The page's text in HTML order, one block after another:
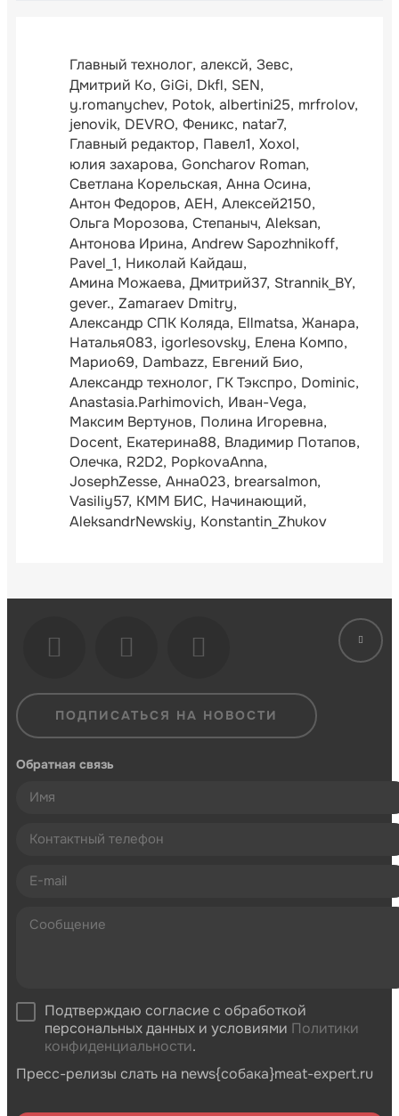
Главный технолог алексй Зевс
Дмитрий Ко GiGi Dkfl SEN
y.romanychev Potok albertini25 mrfrolov
jenovik DEVRO Феникс natar7
Главный редактор Павел1 Xoxol
юлия захарова Goncharov Roman
Светлана Корельская Анна Осина
Антон Федоров АЕН Алексей2150
Ольга Морозова Степаныч Aleksan
Антонова Ирина Andrew Sapozhnikoff
Pavel_1 Николай Кайдаш
Амина Можаева Дмитрий37 Strannik_BY
gever. Zamaraev Dmitry
Александр СПК Коляда Ellmatsa Жанара
Наталья083 igorlesovsky Елена Компо
Марио69 Dambazz Евгений Био
Александр технолог ГК Тэкспро Dominic
Anastasia.Parhimovich Иван-Vega
Максим Вертунов Полина Игоревна
Docent Екатерина88 Владимир Потапов
Олечка R2D2 PopkovaAnna
JosephZesse Анна023 brearsalmon
Vasiliy57 КММ БИС Начинающий
AleksandrNewskiy Konstantin_Zhukov
ПОДПИСАТЬСЯ НА НОВОСТИ
Обратная связь
Подтверждаю согласие с обработкой
персональных данных и условиями Политики
конфиденциальности.
Пресс-релизы слать на news{собака}meat-expert.ru